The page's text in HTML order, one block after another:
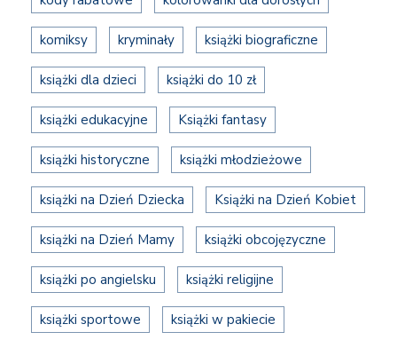
komiksy kryminały książki biograficzne
książki dla dzieci książki do 10 zł
książki edukacyjne Książki fantasy
książki historyczne książki młodzieżowe
książki na Dzień Dziecka Książki na Dzień Kobiet
książki na Dzień Mamy książki obcojęzyczne
książki po angielsku książki religijne
książki sportowe książki w pakiecie